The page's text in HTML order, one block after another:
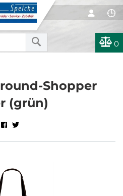
0
Shopper
(grün)